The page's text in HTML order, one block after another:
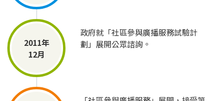
2011年
12月
政府就「社區參與廣播服務試驗計
劃」展開公眾諮詢。